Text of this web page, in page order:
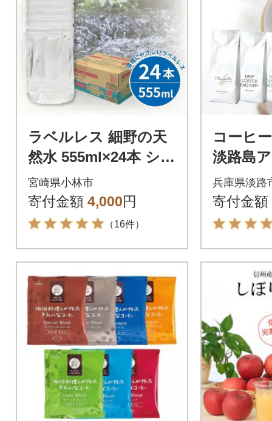
ラベルレス 細野の天
然水 555ml×24本 シリ
カ水 ミネラルウォー
ター(DAS031)
宮崎県小林市
寄付金額 4,000円
（16件）
コーヒ
淡路島
ト 3種
4袋)
兵庫県淡路
寄付金額